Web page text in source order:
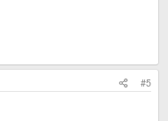
#5